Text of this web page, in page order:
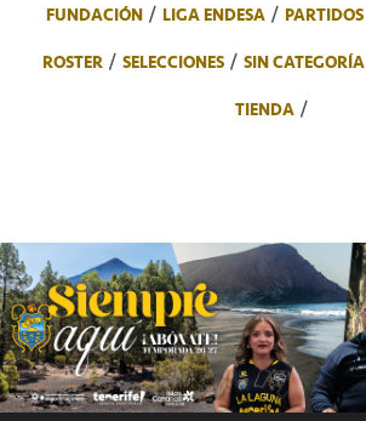
FUNDACIÓN
LIGA ENDESA PARTIDOS
ROSTER
SELECCIONES SIN CATEGORÍA
TIENDA